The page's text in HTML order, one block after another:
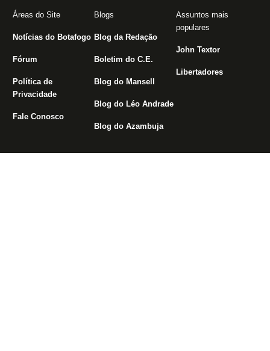
Áreas do Site
Notícias do Botafogo
Fórum
Política de
Privacidade
Fale Conosco
Blogs
Blog da Redação
Boletim do C.E.
Blog do Mansell
Blog do Léo Andrade
Blog do Azambuja
Assuntos mais
populares
John Textor
Libertadores